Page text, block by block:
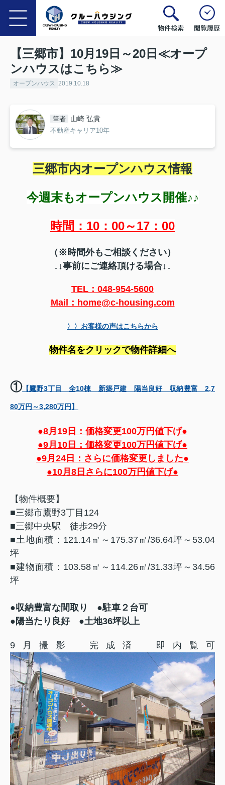
物件検索 閲覧履歴
【三郷市】10月19日～20日≪オープ
ンハウスはこちら≫
オープンハウス 2019.10.18
筆者 山崎 弘貴
不動産キャリア10年
三郷市内オープンハウス情報
今週末もオープンハウス開催♪♪
時間：10：00～17：00
（※時間外もご相談ください）
↓↓事前にご連絡頂ける場合↓↓
TEL：048-954-5600
Mail：home@c-housing.com
〉〉お客様の声はこちらから
物件名をクリックで物件詳細へ
①【鷹野3丁目 全10棟 新築戸建 陽当良好 収納豊富 2,7
80万円～3,280万円】
●8月19日：価格変更100万円値下げ●
●9月10日：価格変更100万円値下げ●
●9月24日：さらに価格変更しました●
●10月8日さらに100万円値下げ●
【物件概要】
■三郷市鷹野3丁目124
■三郷中央駅 徒歩29分
■土地面積：121.14㎡～175.37㎡/36.64坪～53.04
坪
■建物面積：103.58㎡～114.26㎡/31.33坪～34.56
坪
●収納豊富な間取り ●駐車２台可
●陽当たり良好 ●土地36坪以上
9月撮影 完成済 即内覧可